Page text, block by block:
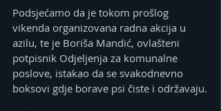
Podsjećamo da je tokom prošlog
vikenda organizovana radna akcija u
azilu, te je Boriša Mandić, ovlašteni
potpisnik Odjeljenja za komunalne
poslove, istakao da se svakodnevno
boksovi gdje borave psi čiste i održavaju.